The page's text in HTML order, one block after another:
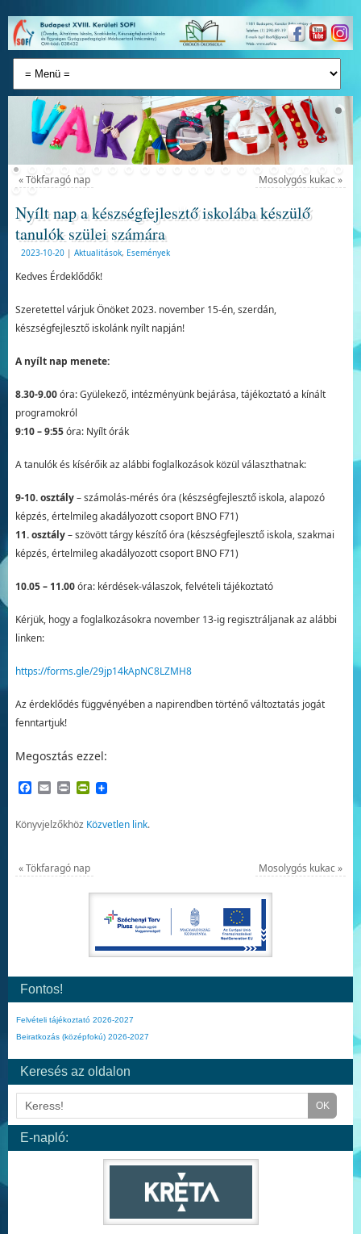
«Tökfaragó nap Mosolygós kukac»
Nyílt nap a készségfejlesztő iskolába készülő
tanulók szülei számára
2023-10-20 | Aktualitások, Események
Kedves Érdeklődők!
Szeretettel várjuk Önöket 2023. november 15-én, szerdán,
készségfejlesztő iskolánk nyílt napján!
A nyílt nap menete:
8.30-9.00óra: Gyülekező, intézményünk bejárása, tájékoztató a kínált
programokról
9:10 – 9:55óra: Nyílt órák
A tanulók és kísérőik az alábbi foglalkozások közül választhatnak:
9-10. osztály– számolás-mérés óra (készségfejlesztő iskola, alapozó
képzés, értelmileg akadályozott csoport BNO F71)
11. osztály– szövött tárgy készítő óra (készségfejlesztő iskola, szakmai
képzés, értelmileg akadályozott csoport BNO F71)
10.05 – 11.00óra: kérdések-válaszok, felvételi tájékoztató
Kérjük, hogy a foglalkozásokra november 13-ig regisztráljanak az alábbi
linken:
https://forms.gle/29jp14kApNC8LZMH8
Az érdeklődés függvényében a napirendben történő változtatás jogát
fenntartjuk!
Megosztás ezzel:
Facebook
EmailPrintPrintFriendly
Könyvjelzőkhöz Közvetlen link.
«Tökfaragó nap Mosolygós kukac»
Fontos!
Felvételi tájékoztató 2026-2027
Beiratkozás (középfokú) 2026-2027
Keresés az oldalon
E-napló: